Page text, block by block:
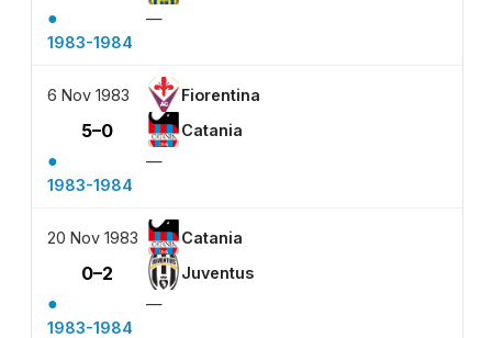
●
—
1983-1984
6 Nov 1983 Fiorentina
5–0 Catania
●
—
1983-1984
20 Nov 1983 Catania
0–2 Juventus
●
—
1983-1984